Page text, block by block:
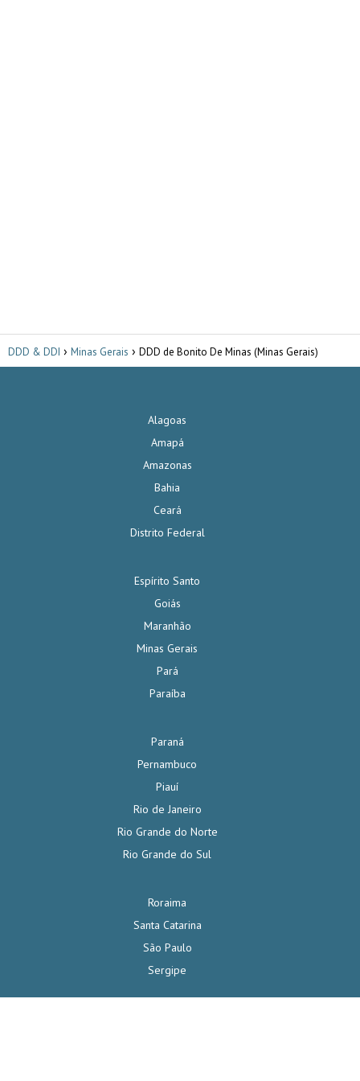
DDD & DDI Minas Gerais DDD de Bonito De Minas (Minas Gerais)
Alagoas
Amapá
Amazonas
Bahia
Ceará
Distrito Federal
Espírito Santo
Goiás
Maranhão
Minas Gerais
Pará
Paraíba
Paraná
Pernambuco
Piauí
Rio de Janeiro
Rio Grande do Norte
Rio Grande do Sul
Roraima
Santa Catarina
São Paulo
Sergipe